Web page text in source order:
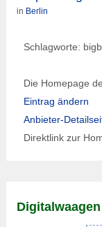
in Berlin
Schlagworte:
Die Homepage
Eintrag ändern
Anbieter-
Direktlink zur